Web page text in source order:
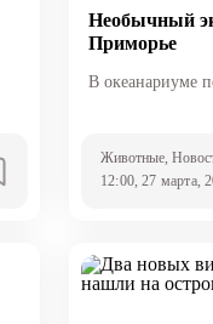
Необычный
Приморье
В океанариуме
Животные,
12:00, 27 марта,